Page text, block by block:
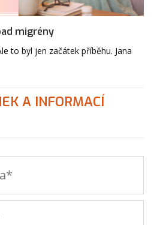
migrény
to byl jen začátek příběhu. Jana
A INFORMACÍ